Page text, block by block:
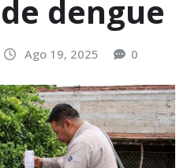
dengue
Ago 19, 2025 0